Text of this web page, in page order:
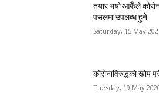
तयार भयो आफैँले
पसलमा उपलब्ध हुने
Saturday, 15 May
कोरोनाविरुद्धको खोप
Tuesday, 19 May